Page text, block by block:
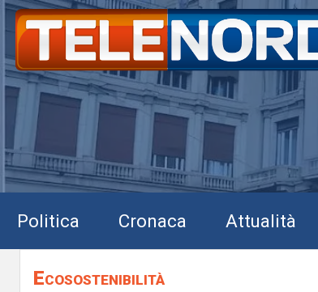
Politica Cronaca Attualità
Ecosostenibilità